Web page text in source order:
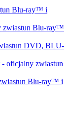
Blu-ray™ i
zwiastun Blu-ray™
DVD, BLU-
- oficjalny zwiastun
Blu-ray™ i